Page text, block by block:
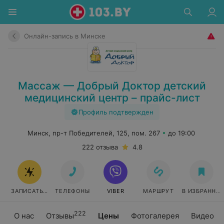
Онлайн-запись в Минске
Массаж — Добрый Доктор детский
медицинский центр – прайс-лист
Профиль подтвержден
О нас Отзывы222 Цены Фотогалерея Видео
Минск, пр-т Победителей, 125, пом. 267
до 19:00
222 отзыва
4.8
ЗАПИСАТЬСЯ ОНЛАЙН
ТЕЛЕФОНЫ VIBER МАРШРУТ В ИЗБРАННОЕ